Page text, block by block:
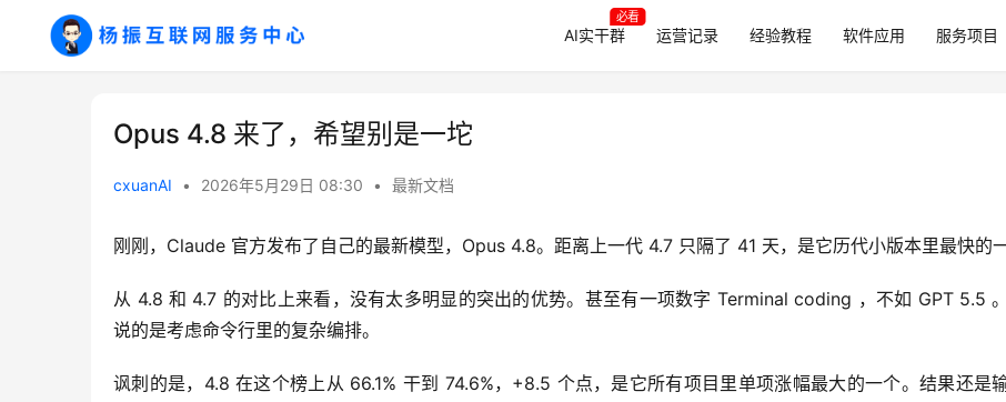
AI实干群
必看
运营记录 经验教程 软件应用 服务项目
Opus 4.8 来了，希望别是一坨
cxuanAI • 2026年5月29日 08:30 • 最新文档
刚刚，Claude 官方发布了自己的最新模型，Opus 4.8。距离上一代 4.7 只隔了 41 天，是它历代小版本里最快的一
从 4.8 和 4.7 的对比上来看，没有太多明显的突出的优势。甚至有一项数字 Terminal coding ，不如 GPT 5.5
说的是考虑命令行里的复杂编排。
讽刺的是，4.8 在这个榜上从 66.1% 干到 74.6%，+8.5 个点，是它所有项目里单项涨幅最大的一个。结果还是输